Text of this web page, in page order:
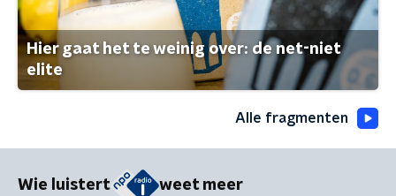
Hier gaat het te weinig over: de net-niet
elite
Alle fragmenten
Wie luistert weet meer